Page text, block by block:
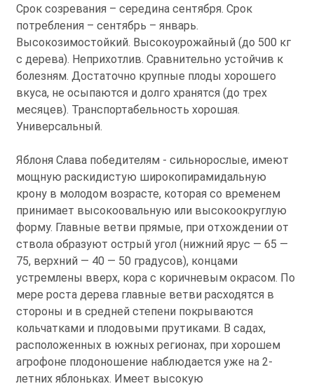
Срок созревания – середина сентября. Срок
потребления – сентябрь – январь.
Высокозимостойкий. Высокоурожайный (до 500 кг
с дерева). Неприхотлив. Сравнительно устойчив к
болезням. Достаточно крупные плоды хорошего
вкуса, не осыпаются и долго хранятся (до трех
месяцев). Транспортабельность хорошая.
Универсальный.
Яблоня Слава победителям - сильнорослые, имеют
мощную раскидистую широкопирамидальную
крону в молодом возрасте, которая со временем
принимает высокоовальную или высокоокруглую
форму. Главные ветви прямые, при отхождении от
ствола образуют острый угол (нижний ярус — 65 —
75, верхний — 40 — 50 градусов), концами
устремлены вверх, кора с коричневым окрасом. По
мере роста дерева главные ветви расходятся в
стороны и в средней степени покрываются
кольчатками и плодовыми прутиками. В садах,
расположенных в южных регионах, при хорошем
агрофоне плодоношение наблюдается уже на 2-
летних яблоньках. Имеет высокую